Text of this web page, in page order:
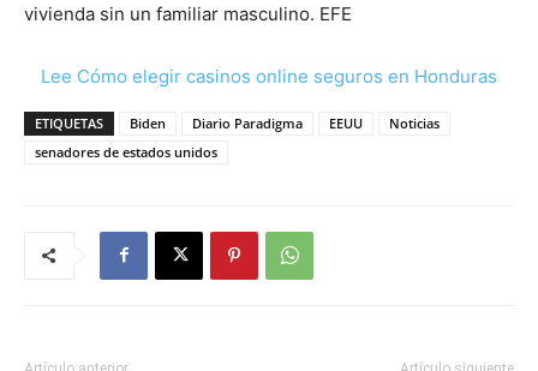
vivienda sin un familiar masculino. EFE
Lee Cómo elegir casinos online seguros en Honduras
ETIQUETAS Biden Diario Paradigma EEUU
Noticias
senadores de estados unidos